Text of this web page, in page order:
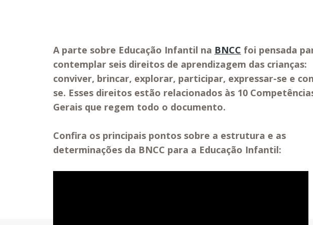
A parte sobre Educação Infantil na BNCC foi pensada
contemplar seis direitos de aprendizagem das crianças:
conviver, brincar, explorar, participar, expressar-se e
se. Esses direitos estão relacionados às 10
Gerais que regem todo o documento.
Confira os principais pontos sobre a estrutura e as
determinações da BNCC para a Educação Infantil: